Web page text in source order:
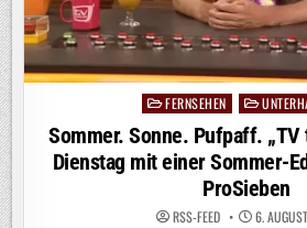
PostedFERNSEHEN
Sommer. Sonne. Pufpaff.
Dienstag mit einer Sommer-
ProSieben
RSS-FEED 6.